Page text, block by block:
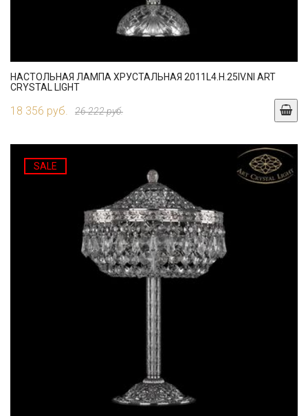
НАСТОЛЬНАЯ ЛАМПА ХРУСТАЛЬНАЯ 2011L4.H.25IV.NI ART
CRYSTAL LIGHT
18 356 руб. 26 222 руб.
SALE